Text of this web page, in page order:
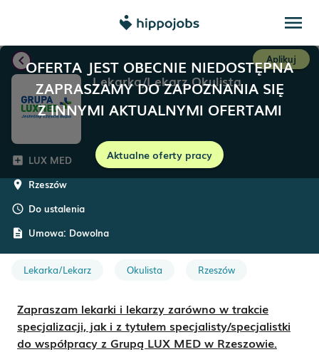
menu
OFERTA JEST OBECNIE NIEDOSTĘPNA
ZAPRASZAMY DO ZAPOZNANIA SIĘ
Z INNYMI AKTUALNYMI OFERTAMI
Aktualne oferty pracy
chevron_left Aplikuj
Lekarka/Lekarz Okulista
add_box LUX MED
room Rzeszów
schedule Do ustalenia
description Umowa: Dowolna
Lekarka/Lekarz Okulista Rzeszów
Zapraszam lekarki i lekarzy zarówno w trakcie
specjalizacji, jak i z tytułem specjalisty/specjalistki
do współpracy z Grupą LUX MED w Rzeszowie.